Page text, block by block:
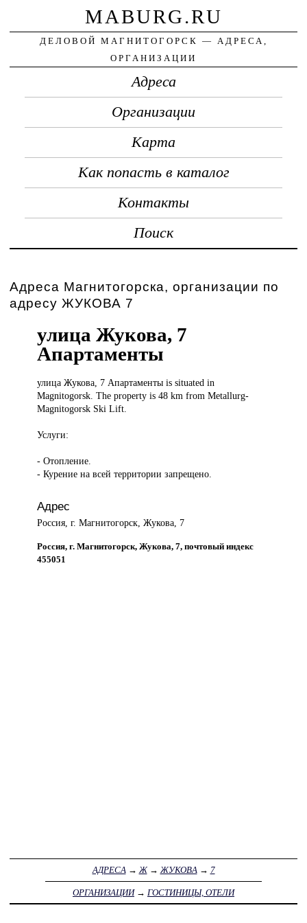
MABURG.RU
ДЕЛОВОЙ МАГНИТОГОРСК — АДРЕСА,
ОРГАНИЗАЦИИ
Адреса
Организации
Карта
Как попасть в каталог
Контакты
Поиск
Адреса Магнитогорска, организации по
адресу ЖУКОВА 7
улица Жукова, 7
Апартаменты
улица Жукова, 7 Апартаменты is situated in
Magnitogorsk. The property is 48 km from Metallurg-
Magnitogorsk Ski Lift.
Услуги:
- Отопление.
- Курение на всей территории запрещено.
Адрес
Россия, г. Магнитогорск, Жукова, 7
Россия, г. Магнитогорск, Жукова, 7, почтовый индекс
455051
АДРЕСА→Ж→ЖУКОВА→ 7
ОРГАНИЗАЦИИ→ ГОСТИНИЦЫ, ОТЕЛИ